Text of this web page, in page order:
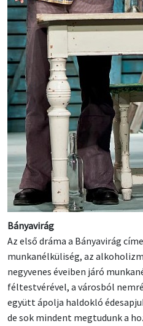
Bányavirág
Az első dráma a Bányavirág
munkanélküliség, az
negyvenes éveiben járó
féltestvérével, a városból
együtt ápolja haldokló
de sok mindent megtudunk a